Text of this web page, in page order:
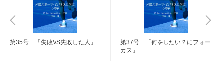
第35号 「失敗VS失敗した人」
第37号 「何をしたい？にフォー
カス」